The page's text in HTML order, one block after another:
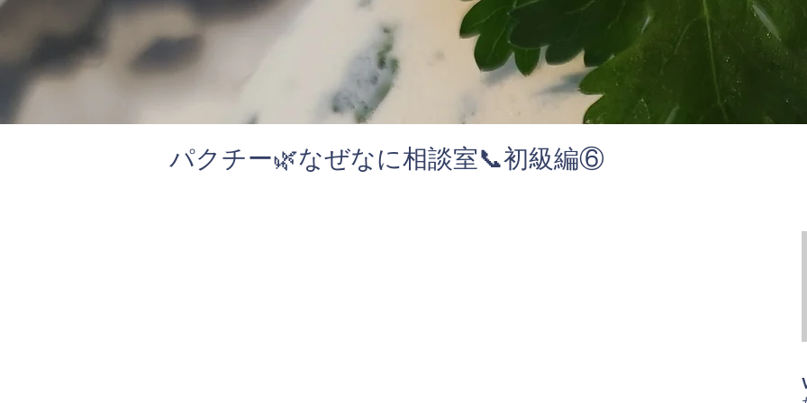
パクチー🌿なぜなに相談室📞初級編⑥